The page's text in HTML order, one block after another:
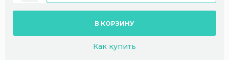
В КОРЗИНУ
Как купить